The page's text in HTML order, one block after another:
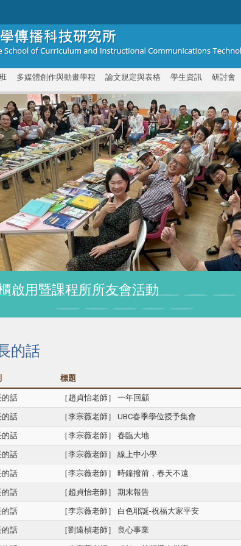
多媒體創作與動畫學程 論文規定與表格 學生資訊 研討會
啟用暨課程所所友會活動
的話
標題
的話 ［趙貞怡老師］ 一年回顧
的話 ［李宗薇老師］ UBC春季學位授予集會
的話 ［李宗薇老師］ 春臨大地
的話 ［李宗薇老師］ 線上中小學
的話 ［李宗薇老師］ 時鐘撥前，春天不遠
的話 ［趙貞怡老師］ 期末報告
的話 ［李宗薇老師］ 白色耶誕-祝福大家平安
的話 ［劉遠楨老師］ 良心事業